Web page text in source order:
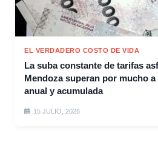
EL VERDADERO COSTO DE VIDA
La suba constante de tarifas
Mendoza superan por mucho
anual y acumulada
15 JULIO, 2026